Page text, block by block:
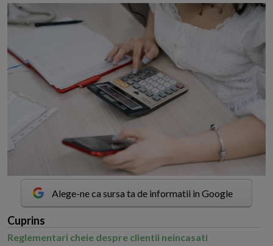
Alege-ne ca sursa ta de informatii in Google
Cuprins
Reglementari cheie despre clientii neincasati